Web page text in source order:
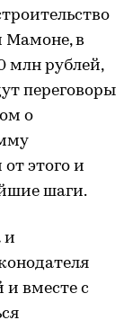
Мамоне, в
млн рублей,
переговоры
о
этого и
шаги.
и
вместе с